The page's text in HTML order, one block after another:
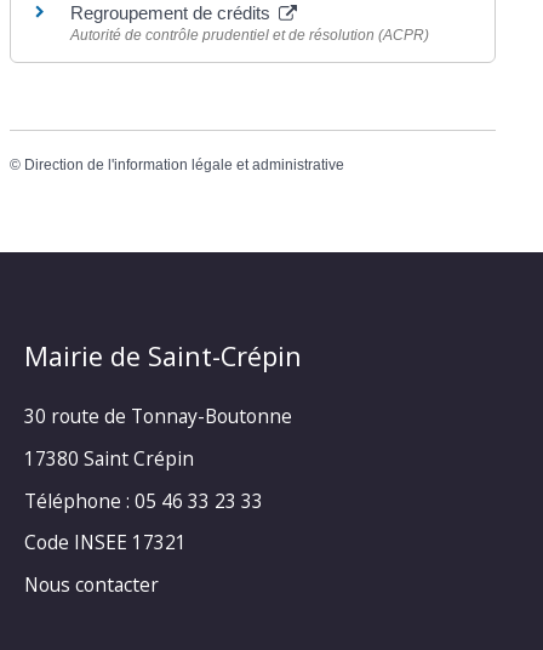
Regroupement de crédits
Autorité de contrôle prudentiel et de résolution (ACPR)
© Direction de l'information légale et administrative
Mairie de Saint-Crépin
30 route de Tonnay-Boutonne
17380 Saint Crépin
Téléphone : 05 46 33 23 33
Code INSEE 17321
Nous contacter